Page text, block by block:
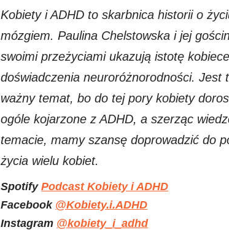
Kobiety i ADHD to skarbnica historii o
mózgiem. Paulina Chelstowska i jej
swoimi przeżyciami ukazują istotę
doświadczenia neuroróżnorodności. Jest
ważny temat, bo do tej pory kobiety
ogóle kojarzone z ADHD, a szerząc
temacie, mamy szansę doprowadzić do
życia wielu kobiet.
SpotifyPodcast Kobiety i ADHD
Facebook @Kobiety.i.ADHD
Instagram @kobiety_i_adhd